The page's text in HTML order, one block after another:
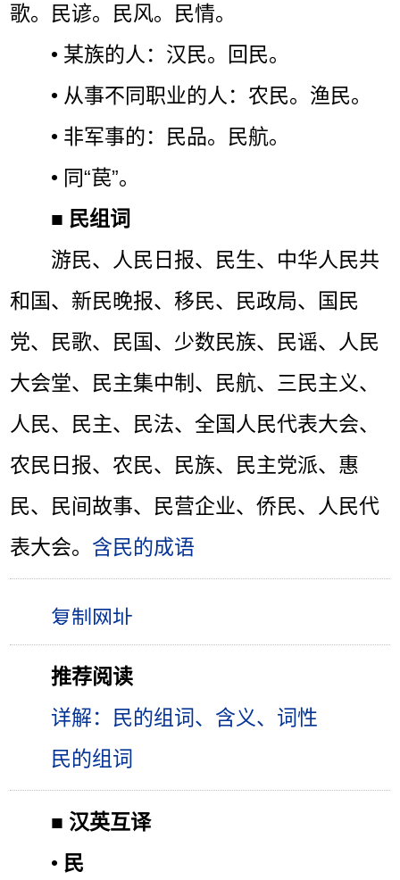
歌。民谚。民风。民情。
• 某族的人：汉民。回民。
• 从事不同职业的人：农民。渔民。
• 非军事的：民品。民航。
• 同“苠”。
■ 民组词
游民、人民日报、民生、中华人民共
和国、新民晚报、移民、民政局、国民
党、民歌、民国、少数民族、民谣、人民
大会堂、民主集中制、民航、三民主义、
人民、民主、民法、全国人民代表大会、
农民日报、农民、民族、民主党派、惠
民、民间故事、民营企业、侨民、人民代
表大会。 含民的成语
推荐阅读
详解：民的组词、含义、词性
民的组词
■ 汉英互译
• 民